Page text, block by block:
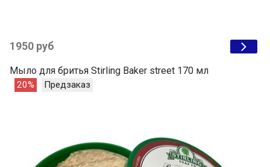
1950 руб
Мыло для бритья Stirling Baker street 170 мл
20% Предзаказ